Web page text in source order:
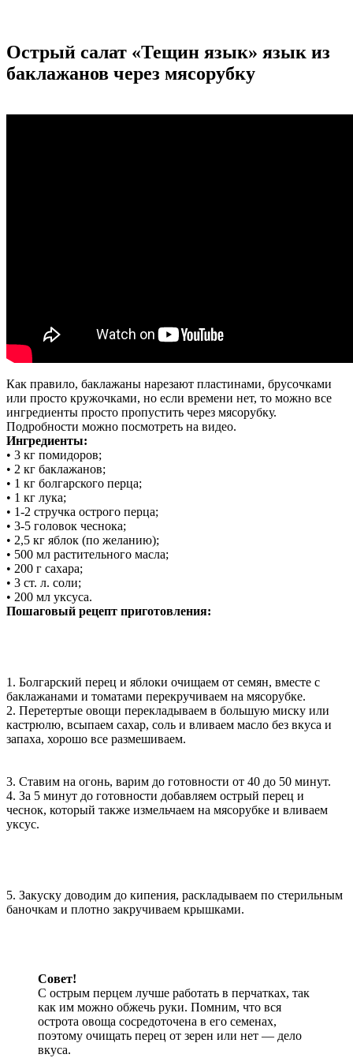
Острый салат «Тещин язык» язык из
баклажанов через мясорубку
Как правило, баклажаны нарезают пластинами, брусочками
или просто кружочками, но если времени нет, то можно все
ингредиенты просто пропустить через мясорубку.
Подробности можно посмотреть на видео.
Ингредиенты:
• 3 кг помидоров;
• 2 кг баклажанов;
• 1 кг болгарского перца;
• 1 кг лука;
• 1-2 стручка острого перца;
• 3-5 головок чеснока;
• 2,5 кг яблок (по желанию);
• 500 мл растительного масла;
• 200 г сахара;
• 3 ст. л. соли;
• 200 мл уксуса.
Пошаговый рецепт приготовления:
1. Болгарский перец и яблоки очищаем от семян, вместе с
баклажанами и томатами перекручиваем на мясорубке.
2. Перетертые овощи перекладываем в большую миску или
кастрюлю, всыпаем сахар, соль и вливаем масло без вкуса и
запаха, хорошо все размешиваем.
3. Ставим на огонь, варим до готовности от 40 до 50 минут.
4. За 5 минут до готовности добавляем острый перец и
чеснок, который также измельчаем на мясорубке и вливаем
уксус.
5. Закуску доводим до кипения, раскладываем по стерильным
баночкам и плотно закручиваем крышками.
Совет!
С острым перцем лучше работать в перчатках, так
как им можно обжечь руки. Помним, что вся
острота овоща сосредоточена в его семенах,
поэтому очищать перец от зерен или нет — дело
вкуса.